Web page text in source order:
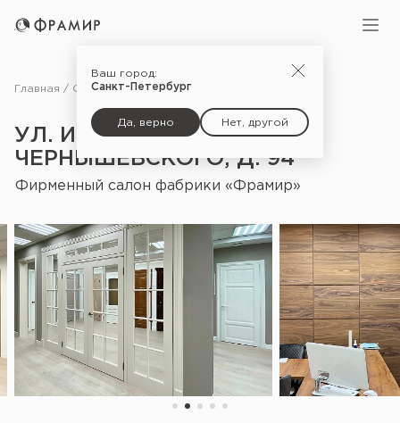
Ваш город:
Санкт-Петербург
Да, верно Нет, другой
Главная Салоны
УЛ. ИМЕНИ Н.Г.
ЧЕРНЫШЕВСКОГО, Д. 94
Фирменный салон фабрики «Фрамир»